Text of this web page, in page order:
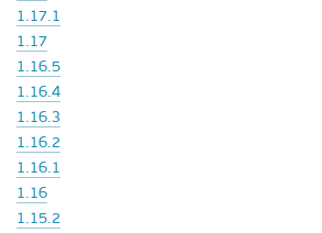
1.17.1
1.17
1.16.5
1.16.4
1.16.3
1.16.2
1.16.1
1.16
1.15.2